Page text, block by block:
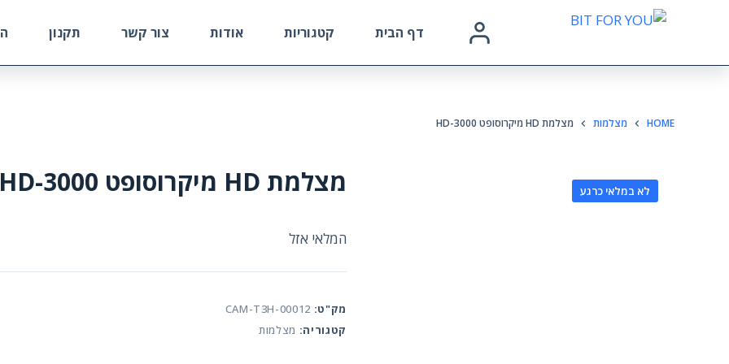
דף הבית קטגוריות אודות צור קשר תקנון
HOME מצלמות מצלמת HD מיקרוסופט HD-3000
לא במלאי כרגע מצלמת HD מיקרוסופט HD-3000
המלאי אזל
מק"ט: CAM-T3H-00012
קטגוריה: מצלמות